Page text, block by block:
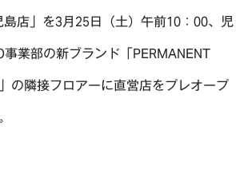
島店」を3月25日（土）午前10：00、児
業部の新ブランド「PERMANENT
の隣接フロアーに直営店をプレオープ